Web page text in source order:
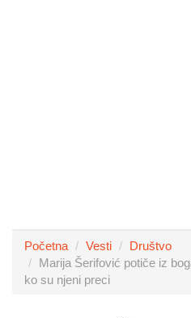
Početna Vesti
Društvo
Marija Šerifović potiče iz
ko su njeni preci